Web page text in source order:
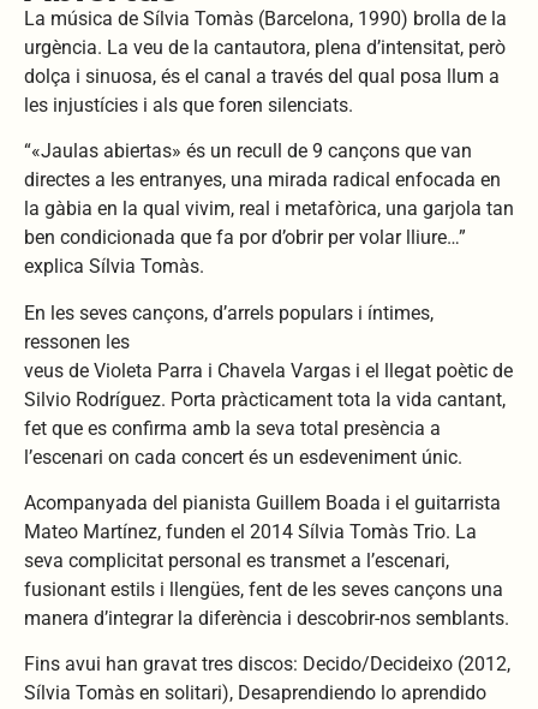
La música de Sílvia Tomàs (Barcelona, 1990) brolla de la
urgència. La veu de la cantautora, plena d’intensitat, però
dolça i sinuosa, és el canal a través del qual posa llum a
les injustícies i als que foren silenciats.
“«Jaulas abiertas» és un recull de 9 cançons que van
directes a les entranyes, una mirada radical enfocada en
la gàbia en la qual vivim, real i metafòrica, una garjola tan
ben condicionada que fa por d’obrir per volar lliure…”
explica Sílvia Tomàs.
En les seves cançons, d’arrels populars i íntimes,
ressonen les
veus de Violeta Parra i Chavela Vargas i el llegat poètic de
Silvio Rodríguez. Porta pràcticament tota la vida cantant,
fet que es confirma amb la seva total presència a
l’escenari on cada concert és un esdeveniment únic.
Acompanyada del pianista Guillem Boada i el guitarrista
Mateo Martínez, funden el 2014 Sílvia Tomàs Trio. La
seva complicitat personal es transmet a l’escenari,
fusionant estils i llengües, fent de les seves cançons una
manera d’integrar la diferència i descobrir-nos semblants.
Fins avui han gravat tres discos: Decido/Decideixo (2012,
Sílvia Tomàs en solitari), Desaprendiendo lo aprendido